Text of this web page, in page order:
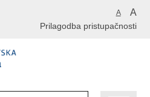
A A
Prilagodba pristupačnosti